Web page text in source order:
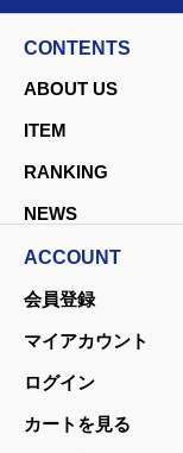
CONTENTS
ABOUT US
ITEM
RANKING
NEWS
ACCOUNT
会員登録
マイアカウント
ログイン
カートを見る